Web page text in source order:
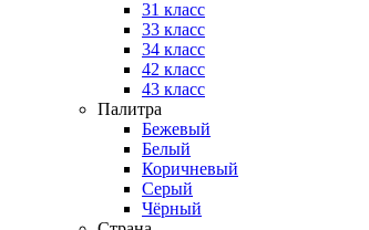
31 класс
33 класс
34 класс
42 класс
43 класс
Палитра
Бежевый
Белый
Коричневый
Серый
Чёрный